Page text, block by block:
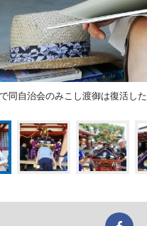
同自治会のみこし渡御は復活した